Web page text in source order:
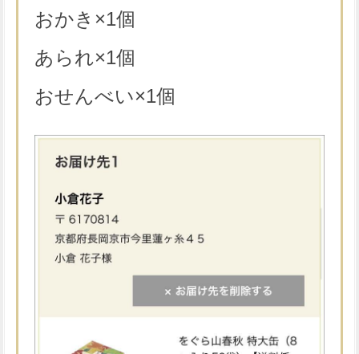
おかき×1個
あられ×1個
おせんべい×1個